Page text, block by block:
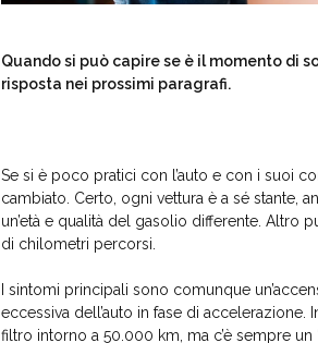
Quando si può capire se è il momento di
risposta nei prossimi paragrafi.
Se si è poco pratici con l’auto e con i suoi
cambiato. Certo, ogni vettura è a sé stante,
un’età e qualità del gasolio differente. Altro
di chilometri percorsi.
I sintomi principali sono comunque
eccessiva dell’auto in fase di
filtro intorno a 50.000 km, ma c’è sempre